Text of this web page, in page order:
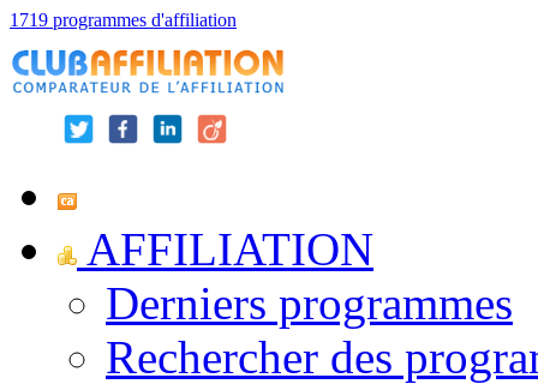
1719 programmes d'affiliation
AFFILIATION
Derniers programmes
Rechercher des